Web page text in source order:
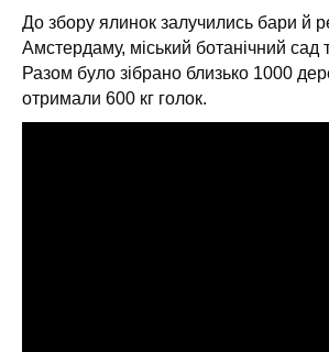
До збору ялинок залучились бари й
Амстердаму, міський ботанічний сад
Разом було зібрано близько 1000
отримали 600 кг голок.